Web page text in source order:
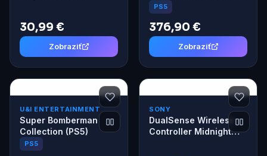
30,99 €
Zobraziť
pre volant a pedále
PS5/PS4/PC
PS5
376,90 €
Zobraziť
U&I ENTERTAINMENT
Super Bomberman
Collection (PS5)
PS5
SONY
DualSense Wireless
Controller Midnight